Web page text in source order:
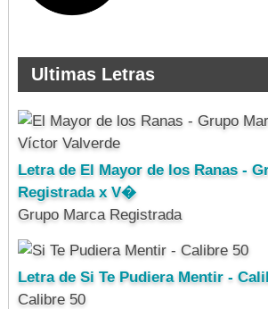
Ultimas Letras
Letra de El Mayor de los Ranas -
Registrada x V�
Grupo Marca Registrada
Letra de Si Te Pudiera Mentir -
Calibre 50